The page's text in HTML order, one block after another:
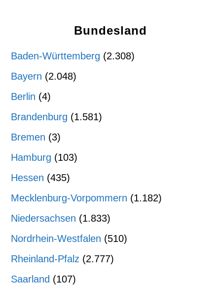
Bundesland
Baden-Württemberg (2.308)
Bayern (2.048)
Berlin (4)
Brandenburg (1.581)
Bremen (3)
Hamburg (103)
Hessen (435)
Mecklenburg-Vorpommern (1.182)
Niedersachsen (1.833)
Nordrhein-Westfalen (510)
Rheinland-Pfalz (2.777)
Saarland (107)